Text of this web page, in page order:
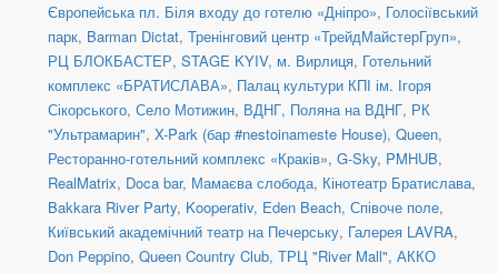
Європейська пл. Біля входу до готелю «Дніпро», Голосіївський
парк, Barman Dictat, Тренінговий центр «ТрейдМайстерГруп»,
РЦ БЛОКБАСТЕР, STAGE KYIV, м. Вирлиця, Готельний
комплекс «БРАТИСЛАВА», Палац культури КПІ ім. Ігоря
Сікорського, Село Мотижин, ВДНГ, Поляна на ВДНГ, РК
"Ультрамарин", X-Park (бар #nestoinameste House), Queen,
Ресторанно-готельний комплекс «Краків», G-Sky, PMHUB,
RealMatrix, Doca bar, Мамаєва слобода, Кінотеатр Братислава,
Bakkara River Party, Kooperativ, Eden Beach, Співоче поле,
Київський академічний театр на Печерську, Галерея LAVRA,
Don Peppino, Queen Country Club, ТРЦ "River Mall", АККО